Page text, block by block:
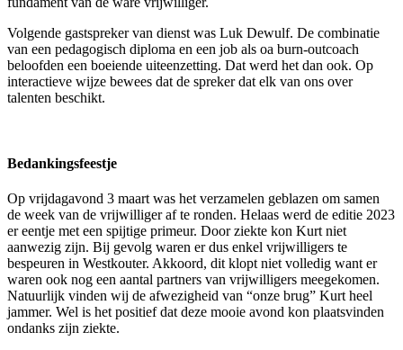
Volgende gastspreker van dienst was Luk Dewulf. De combinatie
van een pedagogisch diploma en een job als oa burn-outcoach
beloofden een boeiende uiteenzetting. Dat werd het dan ook. Op
interactieve wijze bewees dat de spreker dat elk van ons over
talenten beschikt.
Bedankingsfeestje
Op vrijdagavond 3 maart was het verzamelen geblazen om samen
de week van de vrijwilliger af te ronden. Helaas werd de editie 2023
er eentje met een spijtige primeur. Door ziekte kon Kurt niet
aanwezig zijn. Bij gevolg waren er dus enkel vrijwilligers te
bespeuren in Westkouter. Akkoord, dit klopt niet volledig want er
waren ook nog een aantal partners van vrijwilligers meegekomen.
Natuurlijk vinden wij de afwezigheid van “onze brug” Kurt heel
jammer. Wel is het positief dat deze mooie avond kon plaatsvinden
ondanks zijn ziekte.